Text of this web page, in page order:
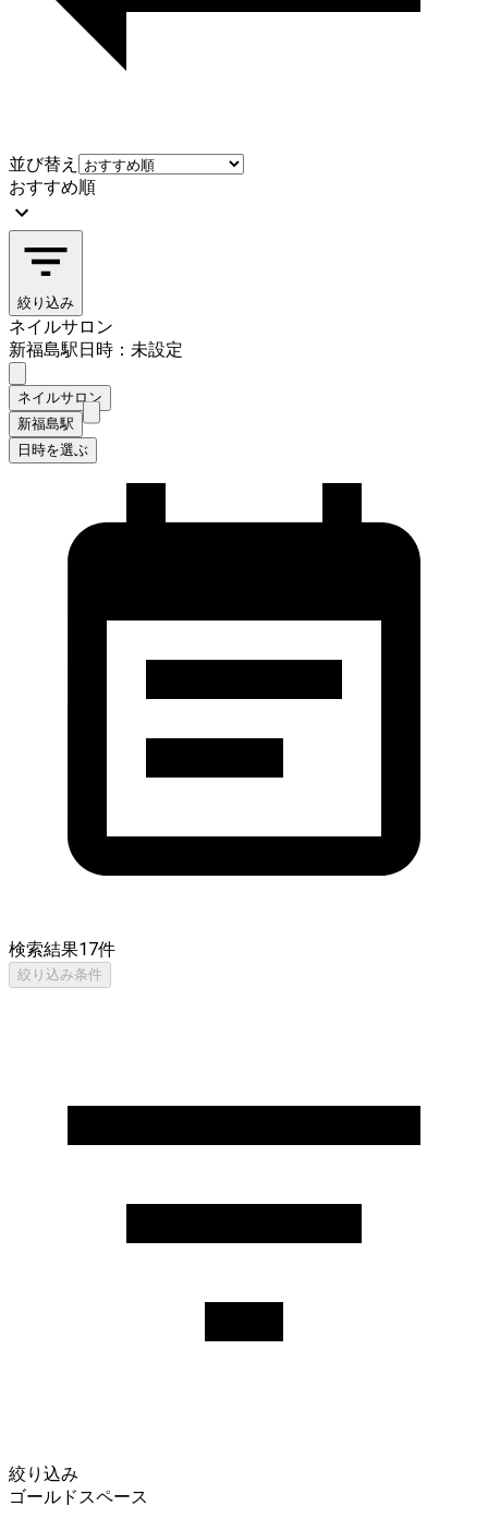
並び替え
おすすめ順
絞り込み
ネイルサロン
新福島駅日時：未設定
ネイルサロン
新福島駅
日時を選ぶ
検索結果17件
絞り込み条件
絞り込み
ゴールドスペース